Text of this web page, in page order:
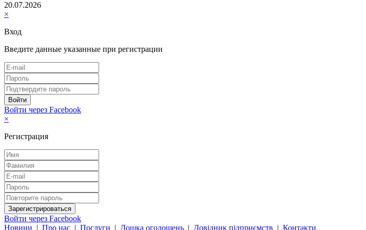
20.07.2026
×
Вход
Введите данные указанные при регистрации
Войти через Facebook
×
Регистрация
Войти через Facebook
Новини | Про нас | Послуги | Дошка оголошень | Довідник підприємств | Контакти